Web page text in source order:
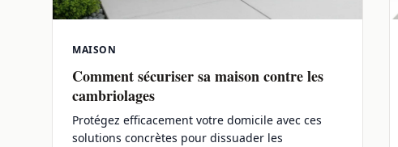
MAISON
Comment sécuriser sa maison contre les
cambriolages
Protégez efficacement votre domicile avec ces
solutions concrètes pour dissuader les